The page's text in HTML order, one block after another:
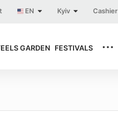
Cashier
Kyiv
EN
GARDEN FESTIVALS ...